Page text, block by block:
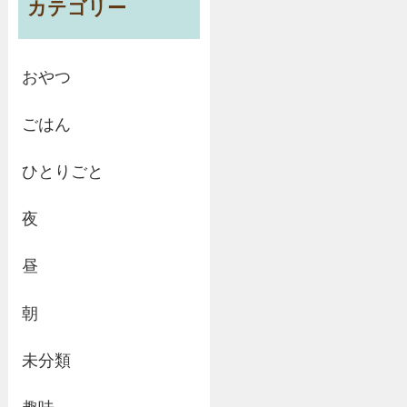
カテゴリー
おやつ
ごはん
ひとりごと
夜
昼
朝
未分類